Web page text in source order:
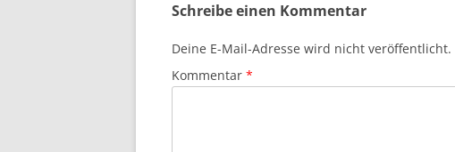
Schreibe einen Kommentar
Deine E-Mail-Adresse wird nicht veröffentlicht.
Kommentar *